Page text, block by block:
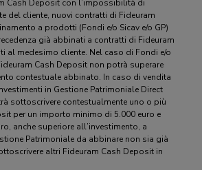
Cash Deposit con l’impossibilità di
del cliente, nuovi contratti di Fideuram
a prodotti (Fondi e/o Sicav e/o GP)
già abbinati a contratti di Fideuram
al medesimo cliente. Nel caso di Fondi e/o
Cash Deposit non potrà superare
contestuale abbinato. In caso di vendita
in Gestione Patrimoniale Direct
sottoscrivere contestualmente uno o più
per un importo minimo di 5.000 euro e
anche superiore all’investimento, a
Patrimoniale da abbinare non sia già
altri Fideuram Cash Deposit in